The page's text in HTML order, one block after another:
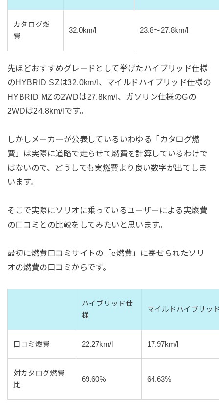
カタログ燃
費
32.0km/l 23.8～27.8km/l
先ほどおすすめグレードとして挙げたハイブリッド仕様
のHYBRID SZは32.0km/l、マイルドハイブリッド仕様の
HYBRID MZの2WDは27.8km/l、ガソリン仕様のGの
2WDは24.8km/lです。
しかしメーカーが公表しているいわゆる「カタログ燃
費」は実際に道路で走らせて燃費を計算しているわけで
はないので、どうしても実燃費より良い数字が出てしま
います。
そこで実際にソリオに乗っているユーザーによる実燃費
の口コミとの比較をしてみたいと思います。
最初に燃費口コミサイトの「e燃費」に寄せられたソリ
オの燃費の口コミからです。
ハイブリッド仕
様
マイルドハイブリッ
口コミ燃費 22.27km/l 17.97km/l
対カタログ燃費
比
69.60％ 64.63%